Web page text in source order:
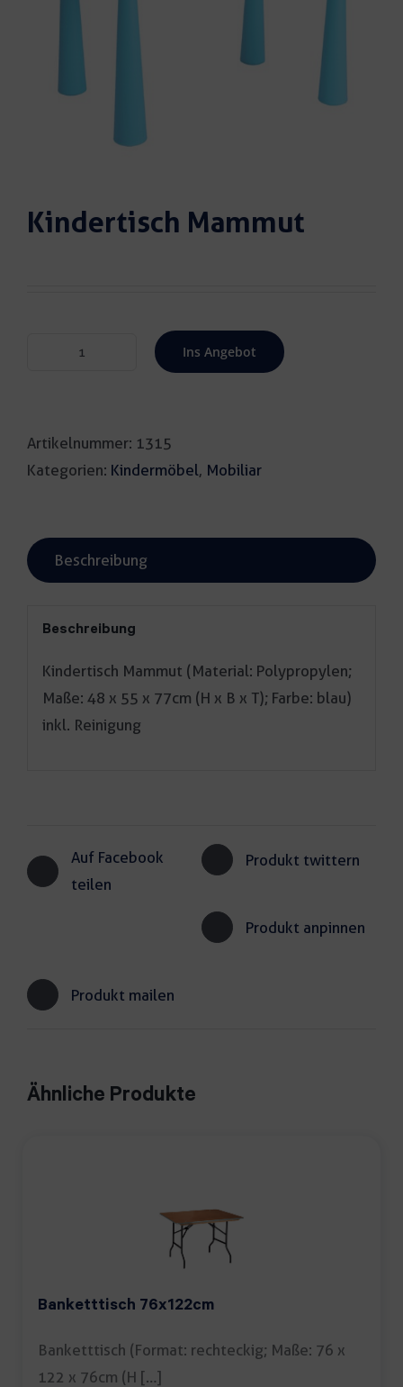
Kindertisch Mammut
Kindertisch
Ins Angebot
Artikelnummer: 1315
Kategorien: Kindermöbel, Mobiliar
Beschreibung
Beschreibung
Kindertisch Mammut (Material: Polypropylen;
Maße: 48 x 55 x 77cm (H x B x T); Farbe: blau)
inkl. Reinigung
Auf Facebook
teilen
Produkt twittern
Produkt anpinnen
Produkt mailen
Ähnliche Produkte
Banketttisch 76x122cm
Banketttisch (Format: rechteckig; Maße: 76 x
122 x 76cm (H […]